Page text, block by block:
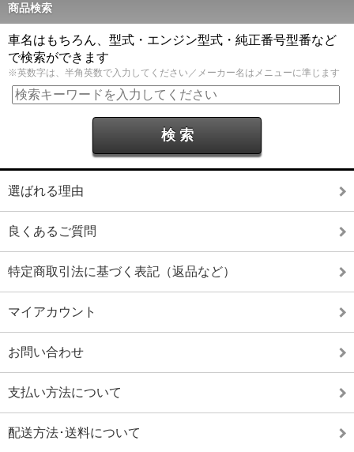
商品検索
車名はもちろん、型式・エンジン型式・純正番号型番など
で検索ができます
※英数字は、半角英数で入力してください／メーカー名はメニューに準じます
選ばれる理由
良くあるご質問
特定商取引法に基づく表記（返品など）
マイアカウント
お問い合わせ
支払い方法について
配送方法･送料について